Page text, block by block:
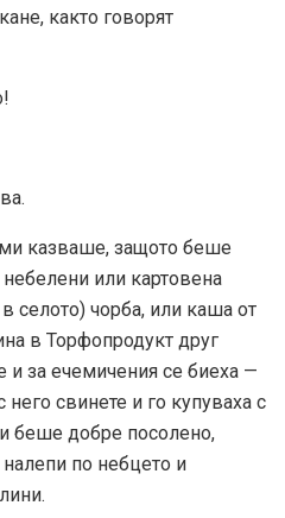
както говорят
казваше, защото беше
небелени или картовена
селото) чорба, или каша от
в Торфопродукт друг
и за ечемичения се биеха —
него свинете и го купуваха с
беше добре посолено,
по небцето и